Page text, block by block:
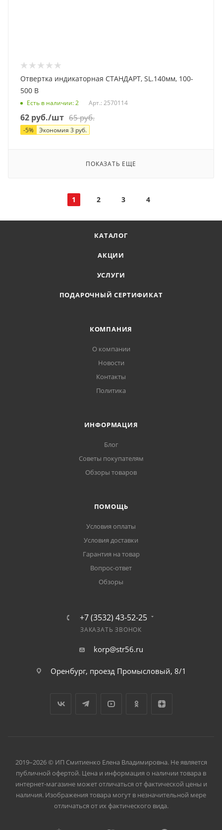
Отвертка индикаторная СТАНДАРТ, SL.140мм, 100-
500 В
Есть в наличии: 2 Арт.: 2570114
62 руб./шт 65руб.
-5% Экономия 3 руб.
ПОКАЗАТЬ ЕЩЕ
1 2 3 4
КАТАЛОГ
АКЦИИ
УСЛУГИ
ПОДАРОЧНЫЙ СЕРТИФИКАТ
КОМПАНИЯ
О компании
Новости
Контакты
Политика
ИНФОРМАЦИЯ
Блог
Советы покупателям
Обзоры товаров
ПОМОЩЬ
Условия оплаты
Условия доставки
Гарантия на товар
Вопрос-ответ
Обзоры
+7 (3532) 43-52-25
ЗАКАЗАТЬ ЗВОНОК
korp@str56.ru
Оренбург, проезд Промысловый, 8/1
2019–2026 © ИП Смитиенко Елена Владимировна. Не является
публичной офертой. Цена и информация о наличии товара в
интернет-магазине может отличаться от фактической цены и
наличия. Изображения товара могут в незначительной мере
отличаться от их фактического вида.